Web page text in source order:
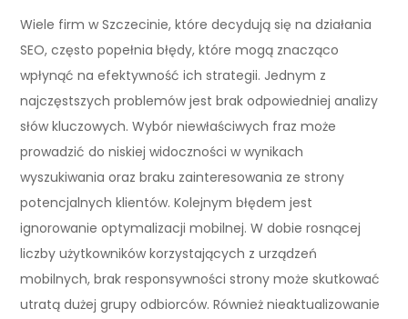
Wiele firm w Szczecinie, które decydują się na działania
SEO, często popełnia błędy, które mogą znacząco
wpłynąć na efektywność ich strategii. Jednym z
najczęstszych problemów jest brak odpowiedniej analizy
słów kluczowych. Wybór niewłaściwych fraz może
prowadzić do niskiej widoczności w wynikach
wyszukiwania oraz braku zainteresowania ze strony
potencjalnych klientów. Kolejnym błędem jest
ignorowanie optymalizacji mobilnej. W dobie rosnącej
liczby użytkowników korzystających z urządzeń
mobilnych, brak responsywności strony może skutkować
utratą dużej grupy odbiorców. Również nieaktualizowanie